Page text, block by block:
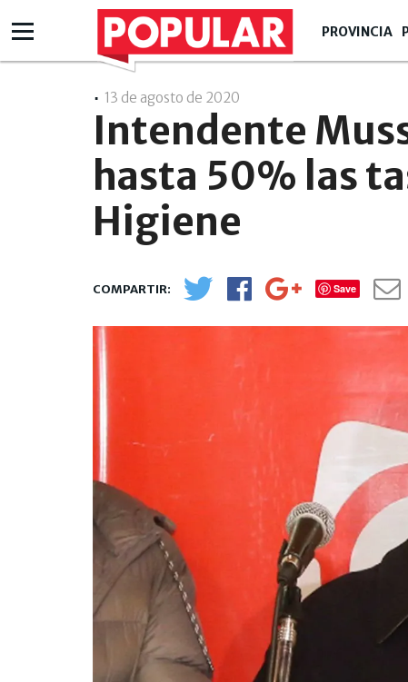
PROVINCIA
13 de agosto de 2020
Intendente
hasta 50% las
Higiene
Save